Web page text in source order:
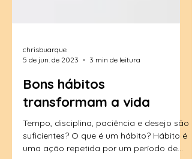
chrisbuarque
5 de jun. de 2023
3 min de leitura
Bons hábitos
transformam a vida